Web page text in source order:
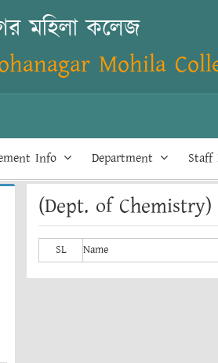
মহিলা কলেজ
Mohila
Info Department Staff
(Dept. of Chemistry)
SL Name